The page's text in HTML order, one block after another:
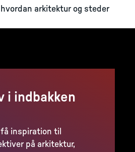
arkitektur og steder
i indbakken
inspiration til
på arkitektur,